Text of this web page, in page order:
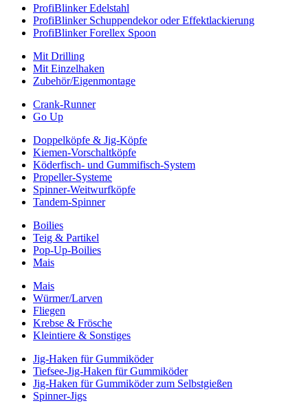
ProfiBlinker Edelstahl
ProfiBlinker Schuppendekor oder Effektlackierung
ProfiBlinker Forellex Spoon
Mit Drilling
Mit Einzelhaken
Zubehör/Eigenmontage
Crank-Runner
Go Up
Doppelköpfe & Jig-Köpfe
Kiemen-Vorschaltköpfe
Köderfisch- und Gummifisch-System
Propeller-Systeme
Spinner-Weitwurfköpfe
Tandem-Spinner
Boilies
Teig & Partikel
Pop-Up-Boilies
Mais
Mais
Würmer/Larven
Fliegen
Krebse & Frösche
Kleintiere & Sonstiges
Jig-Haken für Gummiköder
Tiefsee-Jig-Haken für Gummiköder
Jig-Haken für Gummiköder zum Selbstgießen
Spinner-Jigs